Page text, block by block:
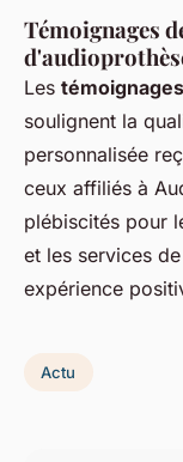
Témoignages
Les témoignages
soulignent la
personnalisée
ceux affiliés à
plébiscités pour
et les services
expérience
Actu